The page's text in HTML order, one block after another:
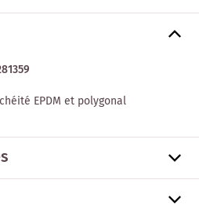
EPDM et polygonal